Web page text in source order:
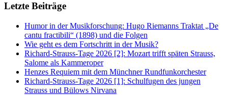
Letzte Beiträge
Humor in der Musikforschung: Hugo Riemanns Traktat „De
cantu fractibili“ (1898) und die Folgen
Wie geht es dem Fortschritt in der Musik?
Richard-Strauss-Tage 2026 [2]: Mozart trifft späten Strauss,
Salome als Kammeroper
Henzes Requiem mit dem Münchner Rundfunkorchester
Richard-Strauss-Tage 2026 [1]: Schulfugen des jungen
Strauss und Bülows Nirvana